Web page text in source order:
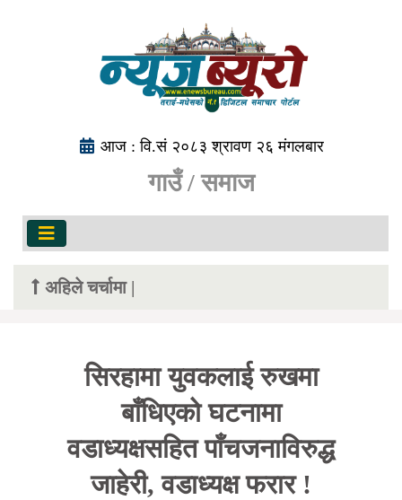
आज : वि.सं २०८३ श्रावण २६ मंगलबार
गाउँ / समाज
अहिले चर्चामा |
सिरहामा युवकलाई रुखमा
बाँधिएको घटनामा
वडाध्यक्षसहित पाँचजनाविरुद्ध
जाहेरी, वडाध्यक्ष फरार !